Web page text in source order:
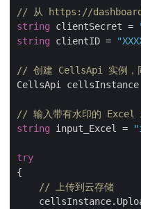
// 从 https://
string clientSecret =
string clientID =
// 创建 CellsApi 实例
CellsApi
// 输入带有水印的 Excel
string input_Excel =
try
{
// 上传到云存储